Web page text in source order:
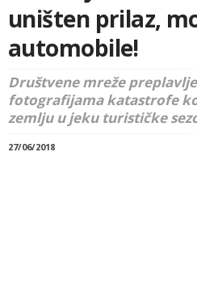
uništen prilaz,
automobile!
Društvene mreže
fotografijama katastrofe
zemlju u jeku turističke
27/06/2018